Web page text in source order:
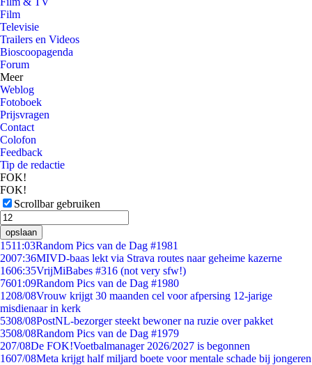
Film
Televisie
Trailers en Videos
Bioscoopagenda
Forum
Meer
Weblog
Fotoboek
Prijsvragen
Contact
Colofon
Feedback
Tip de redactie
FOK!
FOK!
Scrollbar gebruiken
opslaan
1511:03Random Pics van de Dag #1981
2007:36MIVD-baas lekt via Strava routes naar geheime kazerne
1606:35VrijMiBabes #316 (not very sfw!)
7601:09Random Pics van de Dag #1980
1208/08Vrouw krijgt 30 maanden cel voor afpersing 12-jarige
misdienaar in kerk
5308/08PostNL-bezorger steekt bewoner na ruzie over pakket
3508/08Random Pics van de Dag #1979
207/08De FOK!Voetbalmanager 2026/2027 is begonnen
1607/08Meta krijgt half miljard boete voor mentale schade bij jongeren